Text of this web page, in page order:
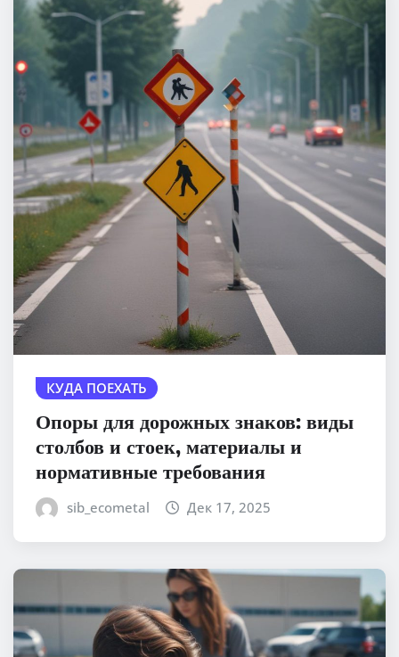
КУДА ПОЕХАТЬ
Опоры для дорожных знаков: виды
столбов и стоек, материалы и
нормативные требования
sib_ecometal Дек 17, 2025